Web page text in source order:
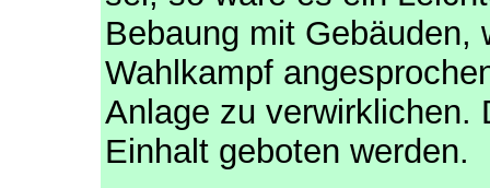
Bebaung mit Gebäuden,
Wahlkampf
Anlage zu verwirklichen.
Einhalt geboten werden.